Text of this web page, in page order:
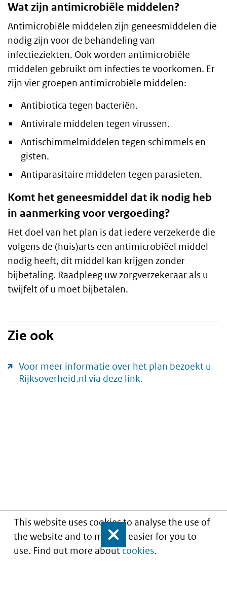
This website uses cookies to analyse the use of
the website and to make it easier for you to
use. Find out more aboutcookies.
Close
Wat zijn antimicrobiële middelen?
Antimicrobiële middelen zijn geneesmiddelen die
nodig zijn voor de behandeling van
infectieziekten. Ook worden antimicrobiële
middelen gebruikt om infecties te voorkomen. Er
zijn vier groepen antimicrobiële middelen:
Antibiotica tegen bacteriën.
Antivirale middelen tegen virussen.
Antischimmelmiddelen tegen schimmels en
gisten.
Antiparasitaire middelen tegen parasieten.
Komt het geneesmiddel dat ik nodig heb
in aanmerking voor vergoeding?
Het doel van het plan is dat iedere verzekerde die
volgens de (huis)arts een antimicrobiëel middel
nodig heeft, dit middel kan krijgen zonder
bijbetaling. Raadpleeg uw zorgverzekeraar als u
twijfelt of u moet bijbetalen.
Zie ook
Voor meer informatie over het plan bezoekt u
Rijksoverheid.nl via deze link.